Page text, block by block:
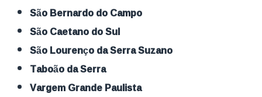
São Bernardo do Campo
São Caetano do Sul
São Lourenço da Serra Suzano
Taboão da Serra
Vargem Grande Paulista